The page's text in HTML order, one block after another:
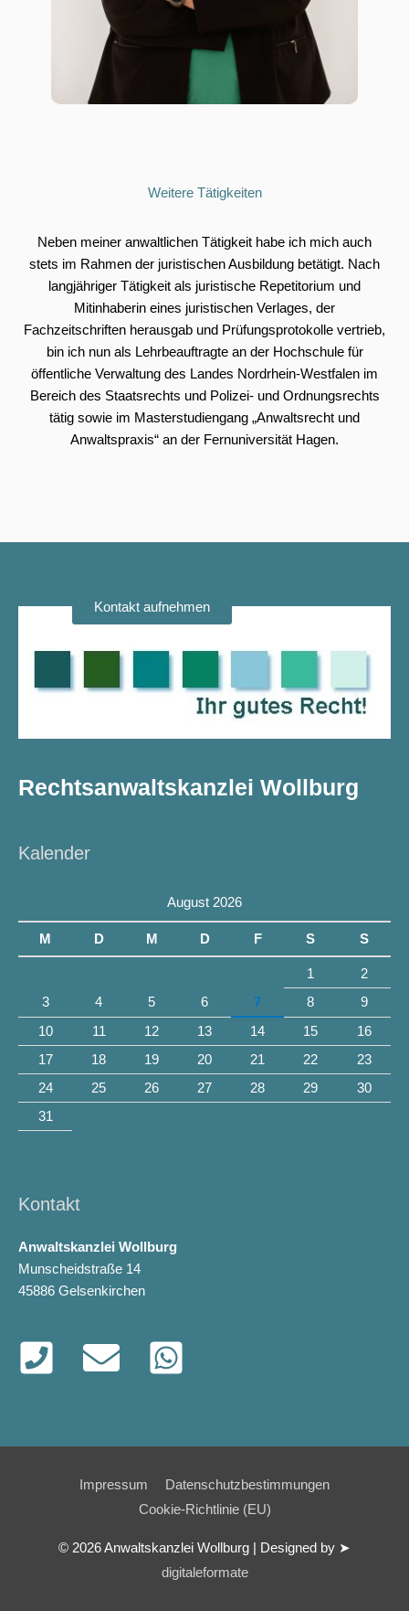
Weitere Tätigkeiten
Neben meiner anwaltlichen Tätigkeit habe ich mich auch
stets im Rahmen der juristischen Ausbildung betätigt. Nach
langjähriger Tätigkeit als juristische Repetitorium und
Mitinhaberin eines juristischen Verlages, der
Fachzeitschriften herausgab und Prüfungsprotokolle vertrieb,
bin ich nun als Lehrbeauftragte an der Hochschule für
öffentliche Verwaltung des Landes Nordrhein-Westfalen im
Bereich des Staatsrechts und Polizei- und Ordnungsrechts
tätig sowie im Masterstudiengang „Anwaltsrecht und
Anwaltspraxis“ an der Fernuniversität Hagen.
Kontakt aufnehmen
Rechtsanwaltskanzlei Wollburg
Kalender
August 2026
M D M D F S S
1
2
3
4 5 6 7 8
9
10
11 12 13 14 15
16
17
18 19 20 21 22
23
24
25 26 27 28 29
30
31
Kontakt
Anwaltskanzlei Wollburg
Munscheidstraße 14
45886 Gelsenkirchen
Impressum
Datenschutzbestimmungen
Cookie-Richtlinie (EU)
© 2026Anwaltskanzlei Wollburg | Designed by ➤
digitaleformate